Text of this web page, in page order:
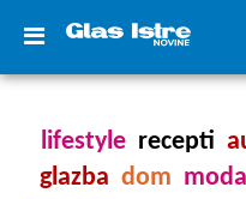
lifestyle recepti
glazba dom